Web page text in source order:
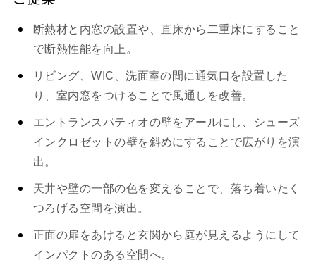
断熱材と内窓の設置や、直床から二重床にすること
で断熱性能を向上。
リビング、WIC、洗面室の間に通気口を設置した
り、室内窓をつけることで風通しを改善。
エントランスパティオの壁をアールにし、シューズ
インクロゼットの壁を斜めにすることで広がりを演
出。
天井や壁の一部の色を変えることで、落ち着いたく
つろげる空間を演出。
正面の扉をあけると玄関から庭が見えるようにして
インパクトのある空間へ。